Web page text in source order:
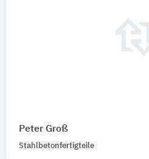
Peter Groß
Stahlbetonfertigteile